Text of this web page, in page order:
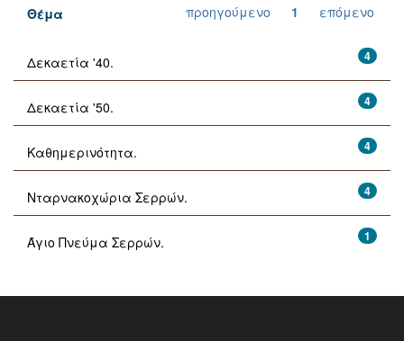
προηγούμενο 1 επόμενο
Θέμα
4
Δεκαετία '40.
4
Δεκαετία '50.
4
Καθημερινότητα.
4
Νταρνακοχώρια Σερρών.
1
Άγιο Πνεύμα Σερρών.